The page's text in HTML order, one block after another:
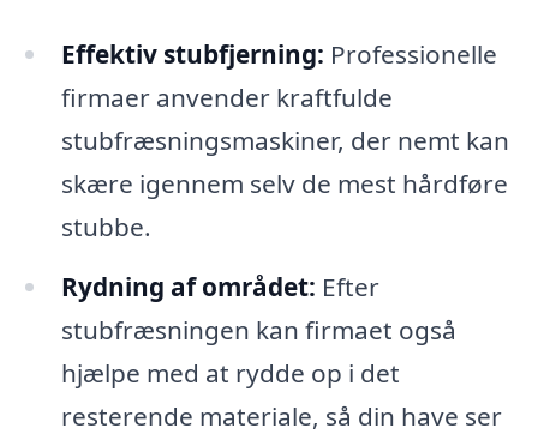
Effektiv stubfjerning: Professionelle
firmaer anvender kraftfulde
stubfræsningsmaskiner, der nemt kan
skære igennem selv de mest hårdføre
stubbe.
Rydning af området: Efter
stubfræsningen kan firmaet også
hjælpe med at rydde op i det
resterende materiale, så din have ser